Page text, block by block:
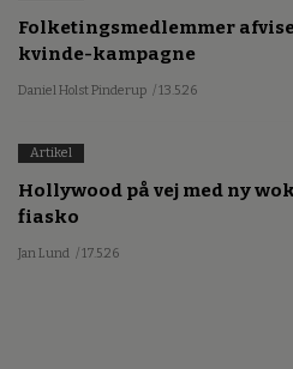
Folketingsmedlemmer
kvinde-kampagne
Daniel Holst Pinderup / 13.5.26
Artikel
Hollywood på vej med ny
fiasko
Jan Lund / 17.5.26